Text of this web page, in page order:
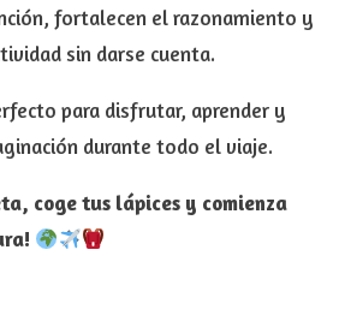
fortalecen el razonamiento y
sin darse cuenta.
para disfrutar, aprender y
durante todo el viaje.
coge tus lápices y comienza